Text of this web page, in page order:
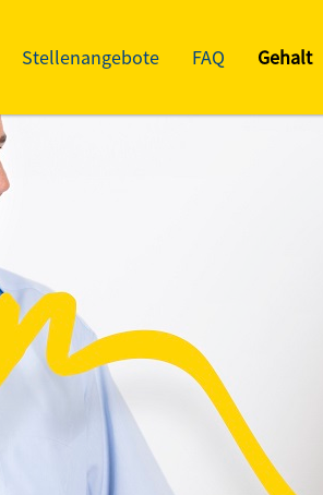
Stellenangebote FAQ Gehalt